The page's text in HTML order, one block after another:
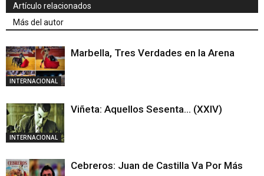
Artículo relacionados
Más del autor
INTERNACIONAL
Marbella, Tres Verdades en la Arena
INTERNACIONAL
Viñeta: Aquellos Sesenta… (XXIV)
Cebreros: Juan de Castilla Va Por Más